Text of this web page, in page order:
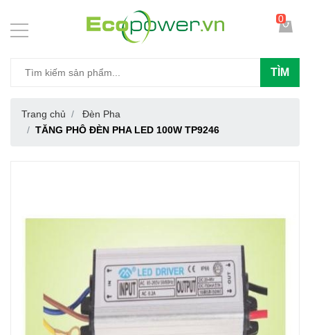
TÌM
0
Trang chủ
Đèn Pha
TĂNG PHÔ ĐÈN PHA LED 100W TP9246